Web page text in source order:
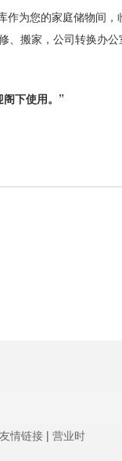
为您的家庭储物间
搬家，公司转换办
下使用。”
友情链接 | 营业时